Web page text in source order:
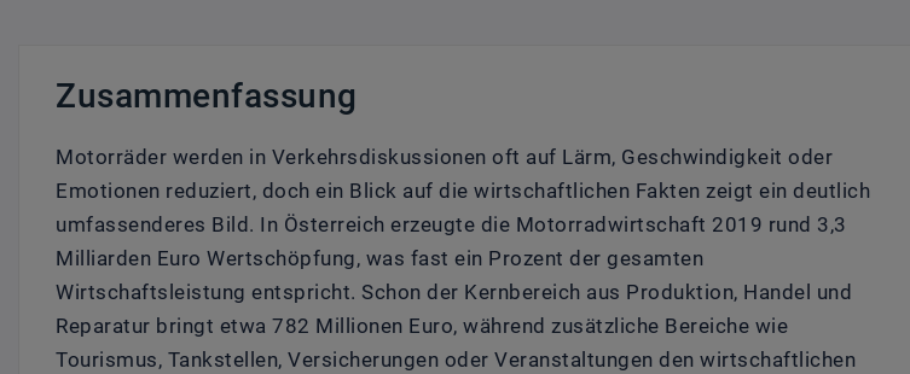
Zusammenfassung
Motorräder werden in Verkehrsdiskussionen oft auf Lärm, Geschwindigkeit oder
Emotionen reduziert, doch ein Blick auf die wirtschaftlichen Fakten zeigt ein deutlich
umfassenderes Bild. In Österreich erzeugte die Motorradwirtschaft 2019 rund 3,3
Milliarden Euro Wertschöpfung, was fast ein Prozent der gesamten
Wirtschaftsleistung entspricht. Schon der Kernbereich aus Produktion, Handel und
Reparatur bringt etwa 782 Millionen Euro, während zusätzliche Bereiche wie
Tourismus, Tankstellen, Versicherungen oder Veranstaltungen den wirtschaftlichen